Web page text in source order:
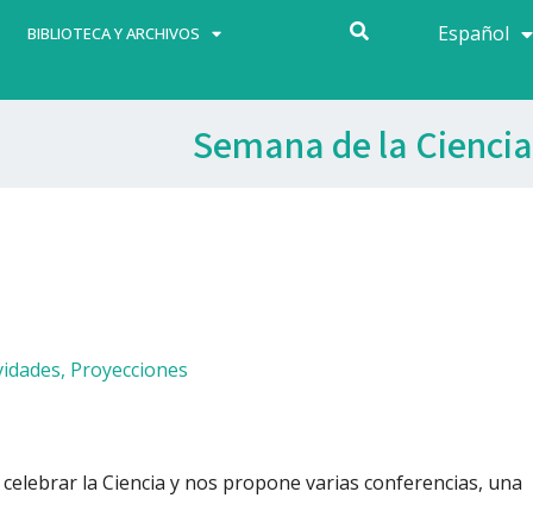
BIBLIOTECA Y ARCHIVOS Español
Français
Semana de la Ciencia
, Proyecciones
la Ciencia y nos propone varias conferencias, una